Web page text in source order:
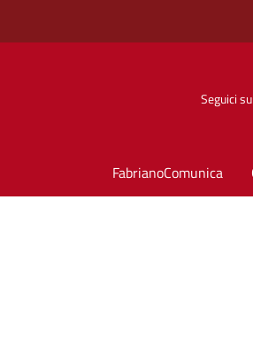
Seguici su:
FabrianoComunica